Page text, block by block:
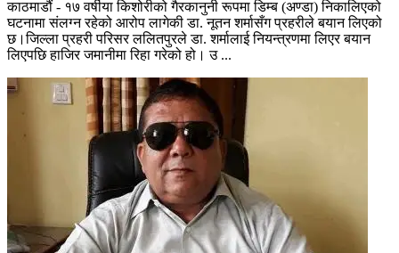
काठमाडौं - १७ वर्षीया किशोरीको गैरकानुनी रूपमा डिम्ब (अण्डा) निकालिएको
घटनामा संलग्न रहेको आरोप लागेकी डा. नूतन शर्मासँग प्रहरीले बयान लिएको
छ।जिल्ला प्रहरी परिसर ललितपुरले डा. शर्मालाई नियन्त्रणमा लिएर बयान
लिएपछि हाजिर जमानीमा रिहा गरेको हो। उ ...